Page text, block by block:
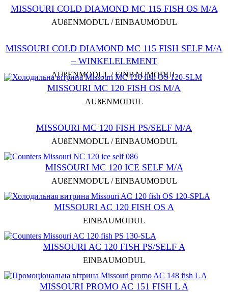
MISSOURI COLD DIAMOND MC 115 FISH OS M/A
AUßENMODUL / EINBAUMODUL
MISSOURI COLD DIAMOND MC 115 FISH SELF M/A
– WINKELELEMENT
AUßENMODUL / EINBAUMODUL
MISSOURI MC 120 FISH OS M/A
AUßENMODUL
MISSOURI MC 120 FISH PS/SELF M/A
AUßENMODUL / EINBAUMODUL
MISSOURI MC 120 ICE SELF M/A
AUßENMODUL / EINBAUMODUL
MISSOURI AC 120 FISH OS A
EINBAUMODUL
MISSOURI AC 120 FISH PS/SELF A
EINBAUMODUL
MISSOURI PROMO AC 151 FISH L A